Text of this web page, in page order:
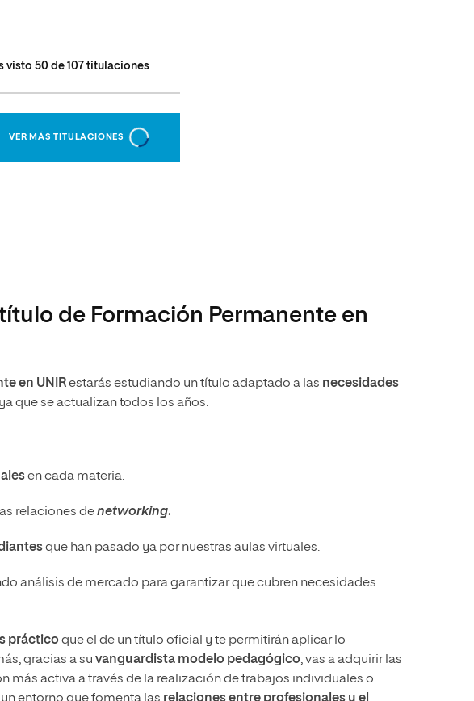
visto 50 de 107 titulaciones
VER MÁS TITULACIONES
de Formación Permanente en
en UNIRestarás estudiando un título adaptado a las necesidades
que se actualizan todos los años.
en cada materia.
relaciones denetworking.
que han pasado ya por nuestras aulas virtuales.
análisis de mercado para garantizar que cubren necesidades
prácticoque el de un título oficial y te permitirán aplicar lo
gracias a su vanguardista modelo pedagógico, vas a adquirir las
activa a través de la realización de trabajos individuales o